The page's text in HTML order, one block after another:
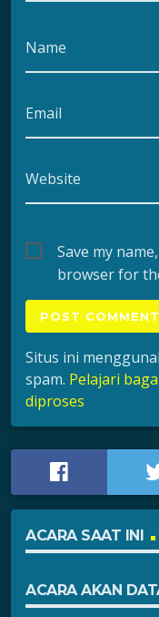
Name
Email
Website
Save my
browser for
Situs ini
spam. Pelajari
diproses
ACARA SAAT INI
ACARA AKAN